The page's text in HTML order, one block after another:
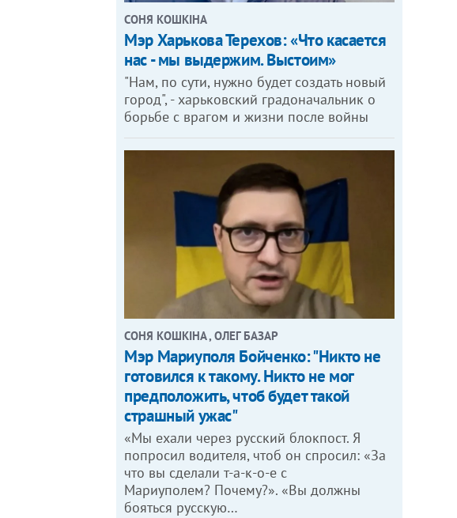
СОНЯ КОШКІНА
Мэр Харькова Терехов: «Что касается
нас - мы выдержим. Выстоим»
"Нам, по сути, нужно будет создать новый
город", - харьковский градоначальник о
борьбе с врагом и жизни после войны
СОНЯ КОШКІНА , ОЛЕГ БАЗАР
Мэр Мариуполя Бойченко: "Никто не
готовился к такому. Никто не мог
предположить, чтоб будет такой
страшный ужас"
«Мы ехали через русский блокпост. Я
попросил водителя, чтоб он спросил: «За
что вы сделали т-а-к-о-е с
Мариуполем? Почему?». «Вы должны
бояться русскую…